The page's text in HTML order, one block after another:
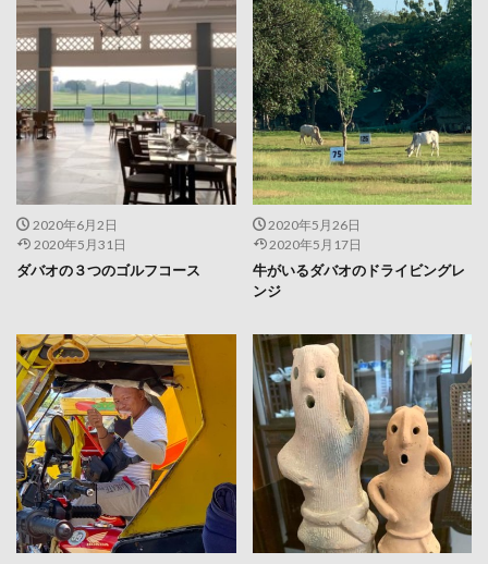
2020年6月2日
2020年5月31日
ダバオの３つのゴルフコース
2020年5月26日
2020年5月17日
牛がいるダバオのドライビングレ
ンジ